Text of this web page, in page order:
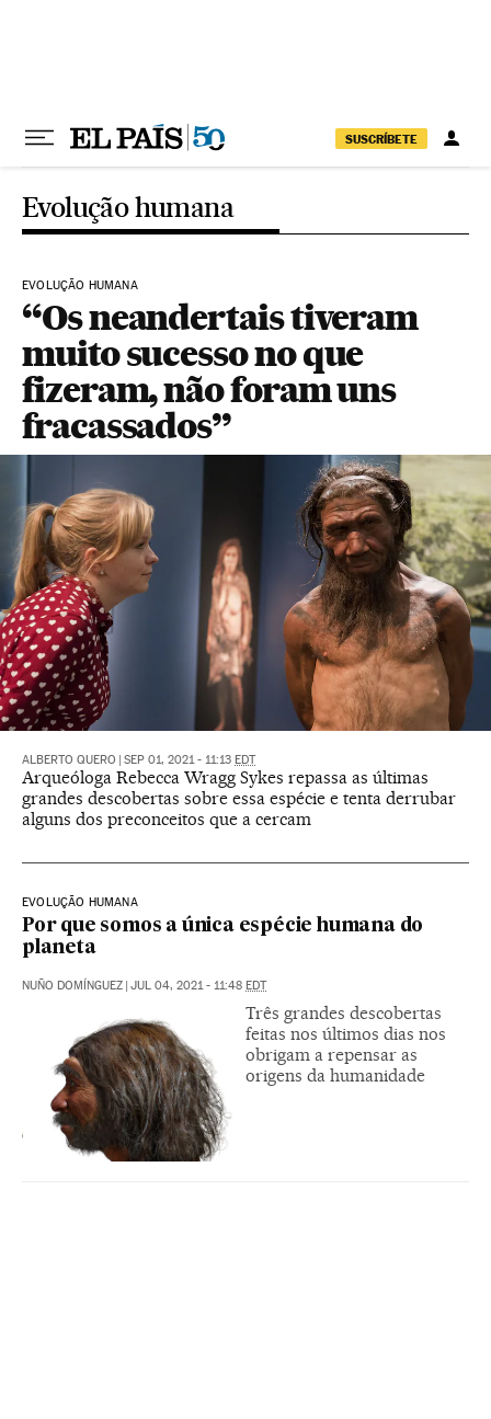
SUSCRÍBETE
Evolução humana
EVOLUÇÃO HUMANA
“Os neandertais tiveram
muito sucesso no que
fizeram, não foram uns
fracassados”
ALBERTO QUERO SEP 01, 2021 - 11:13 EDT
Arqueóloga Rebecca Wragg Sykes repassa as últimas
grandes descobertas sobre essa espécie e tenta derrubar
alguns dos preconceitos que a cercam
EVOLUÇÃO HUMANA
Por que somos a única espécie humana do
planeta
NUÑO DOMÍNGUEZ JUL 04, 2021 - 11:48 EDT
Três grandes descobertas
feitas nos últimos dias nos
obrigam a repensar as
origens da humanidade